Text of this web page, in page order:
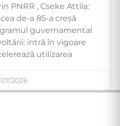
PNRR , Cseke Attila:
de-a 85-a creșă
guvernamental
intră în vigoare
utilizarea
2026